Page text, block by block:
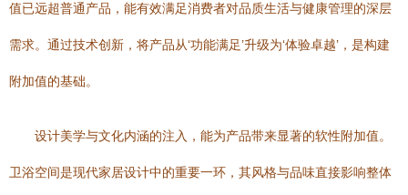
值已远超普通产品，能有效满足消费者对品质生活与健康管理的深层
需求。通过技术创新，将产品从‘功能满足’升级为‘体验卓越’，是构建
附加值的基础。
设计美学与文化内涵的注入，能为产品带来显著的软性附加值。
卫浴空间是现代家居设计中的重要一环，其风格与品味直接影响整体